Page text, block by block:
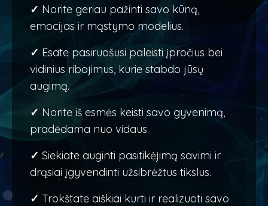
✓ Norite geriau pažinti savo kūną,
emocijas ir mąstymo modelius.
✓ Esate pasiruošusi paleisti įpročius bei
vidinius ribojimus, kurie stabdo jūsų
augimą.
✓ Norite iš esmės keisti savo gyvenimą,
pradėdama nuo vidaus.
✓ Siekiate auginti pasitikėjimą savimi ir
drąsiai įgyvendinti užsibrėžtus tikslus.
✓ Trokštate aiškiai kurti ir realizuoti savo